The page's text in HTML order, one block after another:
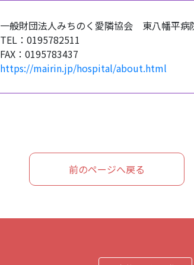
一般財団法人みちのく愛隣協会 東八幡平
TEL：0195782511
FAX：0195783437
https://mairin.jp/hospital/about.html
前のページへ戻る